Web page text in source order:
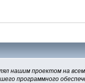
нашим проектом на
программного